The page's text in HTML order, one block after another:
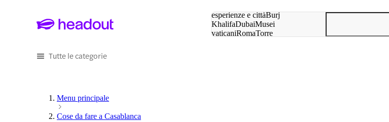
esperienze e cittàBurj
KhalifaDubaiMusei
vaticaniRomaTorre
Tutte le categorie
Menu principale
Cose da fare a Casablanca